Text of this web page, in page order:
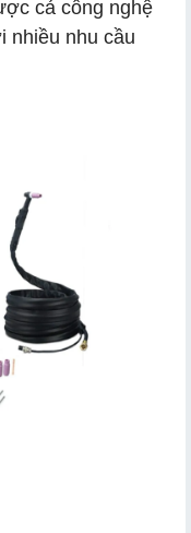
cả công nghệ
nhiều nhu cầu